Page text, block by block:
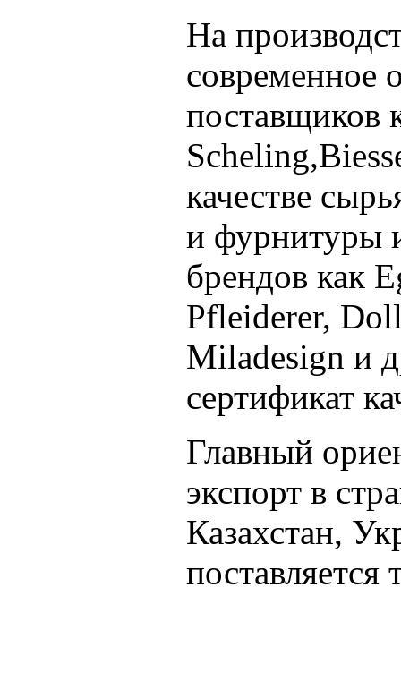
На
современное
поставщиков
качестве
и фурнитуры
брендов как
Pfleiderer,
Miladesign и
сертификат
Главный
экспорт в
Казахстан,